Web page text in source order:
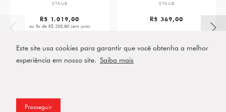
Este site usa cookies para garantir que você obtenha a melhor
experiência em nosso site. Saiba mais
Prosseguir
STAUB
R$ 1.019,00
ou 5x de R$ 203,80 sem juros
VER PRODUTO
STAUB
R$ 369,00
VER PRODUTO